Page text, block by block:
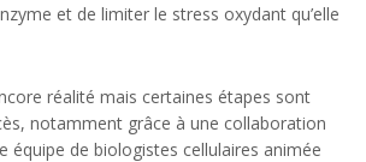
et de limiter le stress oxydant qu’elle
réalité mais certaines étapes sont
notamment grâce à une collaboration
équipe de biologistes cellulaires animée